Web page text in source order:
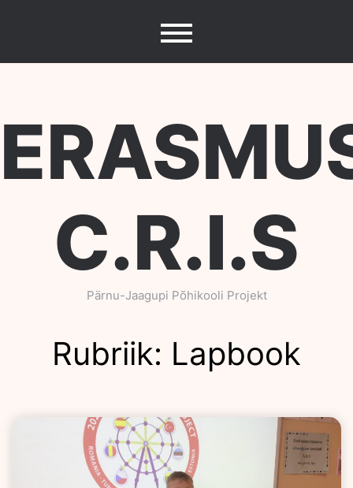
C.R.I.S
Pärnu-Jaagupi Põhikooli Projekt
Rubriik: Lapbook